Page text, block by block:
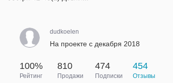
dudkoelen
На проекте с декабря 2018
100%
Рейтинг
810
Продажи
474
Подписки
454
Отзывы